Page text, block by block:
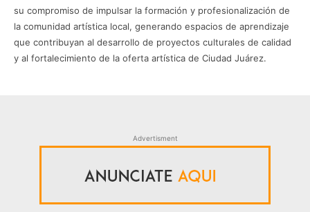
su compromiso de impulsar la formación y profesionalización de
la comunidad artística local, generando espacios de aprendizaje
que contribuyan al desarrollo de proyectos culturales de calidad
y al fortalecimiento de la oferta artística de Ciudad Juárez.
Advertisment